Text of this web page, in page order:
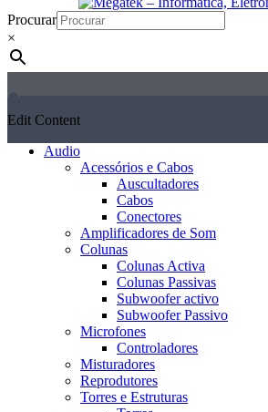
Procurar
×
Edit Content
Audio
Acessórios e Cabos
Auscultadores
Cabos
Conectores
Amplificadores de Som
Colunas
Colunas Activa
Colunas Passivas
Subwoofer activo
Subwoofer Passivo
Microfones
Controladores
Misturadores
Reprodutores
Torres e Estruturas